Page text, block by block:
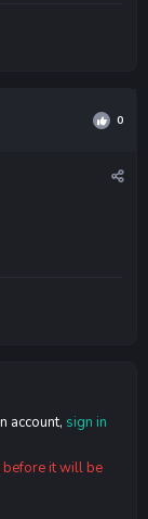
0
account, sign in
it will be